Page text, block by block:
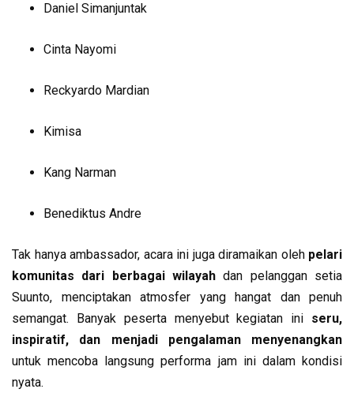
Daniel Simanjuntak
Cinta Nayomi
Reckyardo Mardian
Kimisa
Kang Narman
Benediktus Andre
Tak hanya ambassador, acara ini juga diramaikan oleh pelari
komunitas dari berbagai wilayah dan pelanggan setia
Suunto, menciptakan atmosfer yang hangat dan penuh
semangat. Banyak peserta menyebut kegiatan ini seru,
inspiratif, dan menjadi pengalaman menyenangkan
untuk mencoba langsung performa jam ini dalam kondisi
nyata.